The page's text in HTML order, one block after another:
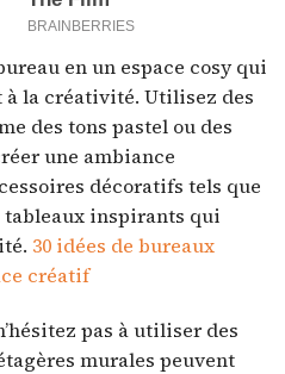
en un espace cosy qui
la créativité. Utilisez des
des tons pastel ou des
une ambiance
décoratifs tels que
tableaux inspirants qui
30 idées de bureaux
créatif
pas à utiliser des
murales peuvent